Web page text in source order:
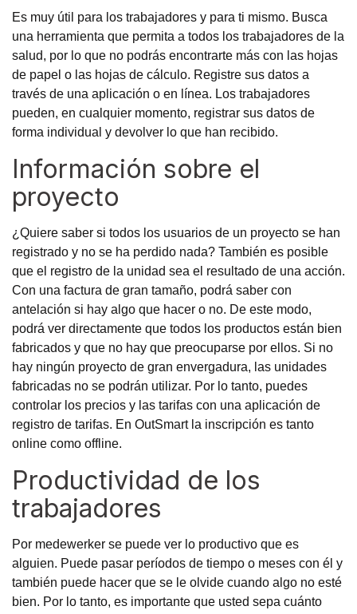
Es muy útil para los trabajadores y para ti mismo. Busca
una herramienta que permita a todos los trabajadores de la
salud, por lo que no podrás encontrarte más con las hojas
de papel o las hojas de cálculo. Registre sus datos a
través de una aplicación o en línea. Los trabajadores
pueden, en cualquier momento, registrar sus datos de
forma individual y devolver lo que han recibido.
Información sobre el
proyecto
¿Quiere saber si todos los usuarios de un proyecto se han
registrado y no se ha perdido nada? También es posible
que el registro de la unidad sea el resultado de una acción.
Con una factura de gran tamaño, podrá saber con
antelación si hay algo que hacer o no. De este modo,
podrá ver directamente que todos los productos están bien
fabricados y que no hay que preocuparse por ellos. Si no
hay ningún proyecto de gran envergadura, las unidades
fabricadas no se podrán utilizar. Por lo tanto, puedes
controlar los precios y las tarifas con una aplicación de
registro de tarifas. En OutSmart la inscripción es tanto
online como offline.
Productividad de los
trabajadores
Por medewerker se puede ver lo productivo que es
alguien. Puede pasar períodos de tiempo o meses con él y
también puede hacer que se le olvide cuando algo no esté
bien. Por lo tanto, es importante que usted sepa cuánto